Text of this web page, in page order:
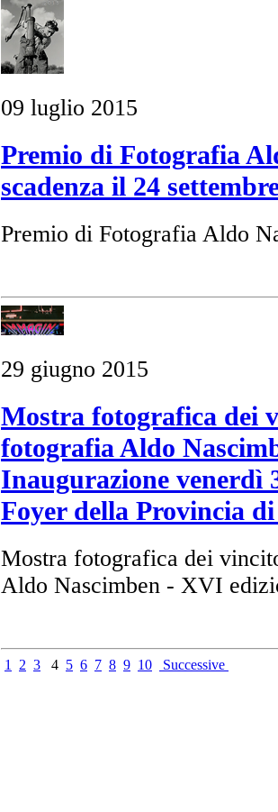
09 luglio 2015
Premio di Fotografia
scadenza il 24
Premio di Fotografia Aldo
29 giugno 2015
Mostra fotografica dei
fotografia Aldo
Inaugurazione venerdì
Foyer della Provincia
Mostra fotografica dei
Aldo Nascimben - XVI
1 2 3 4 5 6 7 8 9 10 Successive